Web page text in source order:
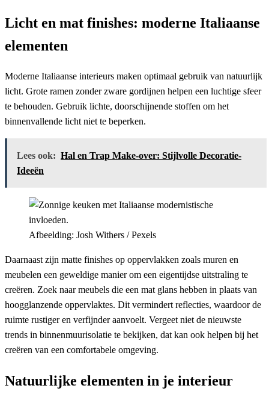
Licht en mat finishes: moderne Italiaanse
elementen
Moderne Italiaanse interieurs maken optimaal gebruik van natuurlijk
licht. Grote ramen zonder zware gordijnen helpen een luchtige sfeer
te behouden. Gebruik lichte, doorschijnende stoffen om het
binnenvallende licht niet te beperken.
Lees ook: Hal en Trap Make-over: Stijlvolle Decoratie-
Ideeën
Afbeelding: Josh Withers / Pexels
Daarnaast zijn matte finishes op oppervlakken zoals muren en
meubelen een geweldige manier om een eigentijdse uitstraling te
creëren. Zoek naar meubels die een mat glans hebben in plaats van
hoogglanzende oppervlaktes. Dit vermindert reflecties, waardoor de
ruimte rustiger en verfijnder aanvoelt. Vergeet niet de nieuwste
trends in binnenmuurisolatie te bekijken, dat kan ook helpen bij het
creëren van een comfortabele omgeving.
Natuurlijke elementen in je interieur